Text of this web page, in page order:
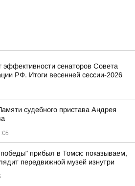
эффективности сенаторов Совета
РФ. Итоги весенней сессии-2026
судебного пристава Андрея
прибыл в Томск: показываем,
передвижной музей изнутри